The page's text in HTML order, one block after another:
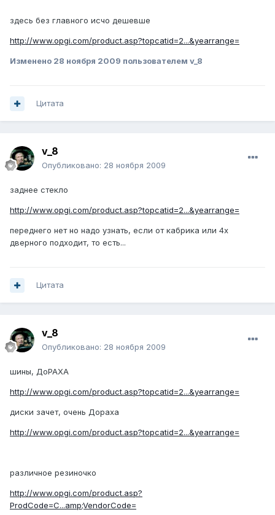
здесь без главного исчо дешевше
http://www.opgi.com/product.asp?topcatid=2...&yearrange=
Изменено 28 ноября 2009 пользователем v_8
Цитата
v_8
Опубликовано: 28 ноября 2009
заднее стекло
http://www.opgi.com/product.asp?topcatid=2...&yearrange=
переднего нет но надо узнать, если от кабрика или 4х
дверного подходит, то есть...
Цитата
v_8
Опубликовано: 28 ноября 2009
шины, ДоРАХА
http://www.opgi.com/product.asp?topcatid=2...&yearrange=
диски зачет, очень Дораха
http://www.opgi.com/product.asp?topcatid=2...&yearrange=
различное резиночко
http://www.opgi.com/product.asp?
ProdCode=C...amp;VendorCode=